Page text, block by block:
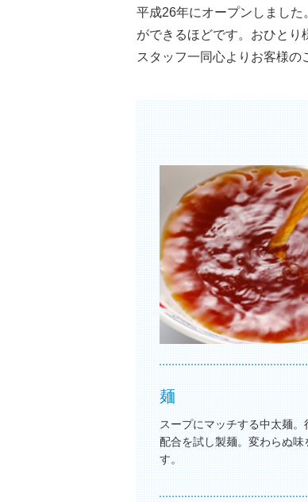
平成26年にオープンしまし
ができるほどです。おひとり
スタッフ一同心よりお客様の
麺
スープにマッチする中太麺。
配合を試し製麺。変わらぬ味
す。